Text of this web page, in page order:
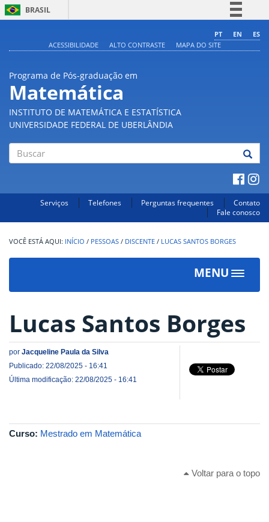
BRASIL
Comunica BR
PT EN
ES
ACESSIBILIDADE
ALTO CONTRASTE MAPA DO SITE
Programa de Pós-graduação em
Matemática
INSTITUTO DE MATEMÁTICA E ESTATÍSTICA
UNIVERSIDADE FEDERAL DE UBERLÂNDIA
Serviços Telefones Perguntas frequentes
Contato
Fale conosco
INÍCIO / PESSOAS / DISCENTE / LUCAS SANTOS BORGES
MENU
Toggle
Lucas Santos Borges
por Jacqueline Paula da Silva
Publicado: 22/08/2025 - 16:41
Última modificação: 22/08/2025 - 16:41
Curso: Mestrado em Matemática
Voltar para o topo